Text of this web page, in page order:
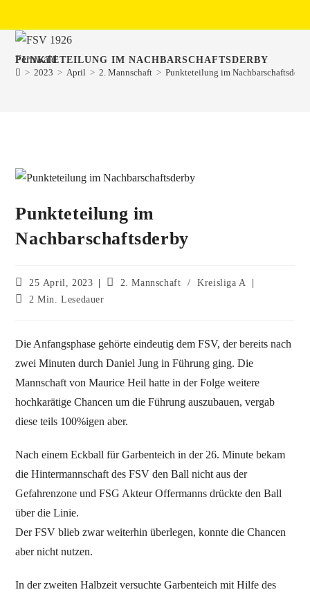
PUNKTETEILUNG IM NACHBARSCHAFTSDERBY
> 2023 > April > 2. Mannschaft > Punkteteilung im
Punkteteilung im
Nachbarschaftsderby
25 April, 2023 2. Mannschaft /
Kreisliga A
2 Min. Lesedauer
Die Anfangsphase gehörte eindeutig dem FSV, der bereits nach
zwei Minuten durch Daniel Jung in Führung ging. Die
Mannschaft von Maurice Heil hatte in der Folge weitere
hochkarätige Chancen um die Führung auszubauen, vergab
diese teils 100%igen aber.
Nach einem Eckball für Garbenteich in der 26. Minute bekam
die Hintermannschaft des FSV den Ball nicht aus der
Gefahrenzone und FSG Akteur Offermanns drückte den Ball
über die Linie.
Der FSV blieb zwar weiterhin überlegen, konnte die Chancen
aber nicht nutzen.
In der zweiten Halbzeit versuchte Garbenteich mit Hilfe des